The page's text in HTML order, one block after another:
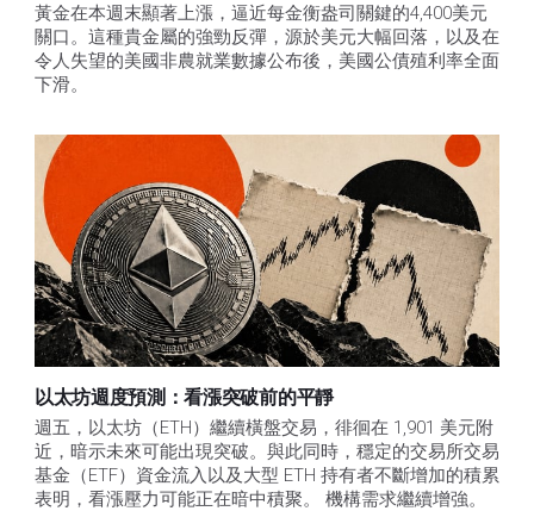
黃金在本週末顯著上漲，逼近每金衡盎司關鍵的4,400美元
關口。這種貴金屬的強勁反彈，源於美元大幅回落，以及在
令人失望的美國非農就業數據公布後，美國公債殖利率全面
下滑。
以太坊週度預測：看漲突破前的平靜
週五，以太坊（ETH）繼續橫盤交易，徘徊在 1,901 美元附
近，暗示未來可能出現突破。與此同時，穩定的交易所交易
基金（ETF）資金流入以及大型 ETH 持有者不斷增加的積累
表明，看漲壓力可能正在暗中積聚。 機構需求繼續增強。